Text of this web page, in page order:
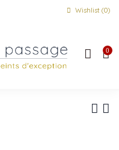
Wishlist (0)
0